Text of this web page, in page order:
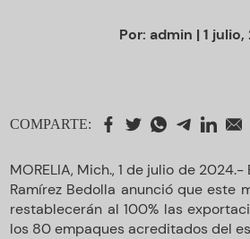
Por: admin | 1
COMPARTE:
MORELIA, Mich., 1 de julio de
Ramírez Bedolla anunció que este
restablecerán al 100% las
los 80 empaques acreditados del